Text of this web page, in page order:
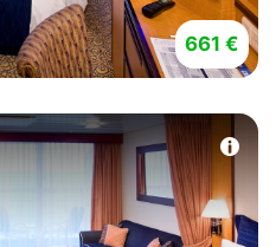
661 €